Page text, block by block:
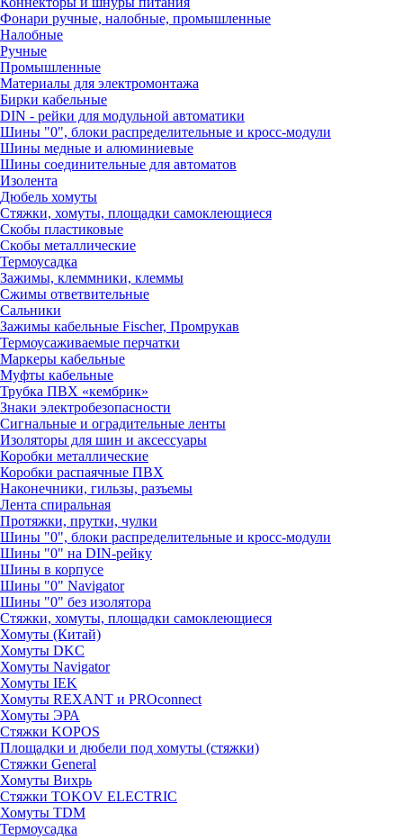
Фонари ручные, налобные, промышленные
Налобные
Ручные
Промышленные
Материалы для электромонтажа
Бирки кабельные
DIN - рейки для модульной автоматики
Шины "0", блоки распределительные и кросс-модули
Шины медные и алюминиевые
Шины соединительные для автоматов
Изолента
Дюбель хомуты
Стяжки, хомуты, площадки самоклеющиеся
Скобы пластиковые
Скобы металлические
Термоусадка
Зажимы, клеммники, клеммы
Сжимы ответвительные
Сальники
Зажимы кабельные Fischer, Промрукав
Термоусаживаемые перчатки
Маркеры кабельные
Муфты кабельные
Трубка ПВХ «кембрик»
Знаки электробезопасности
Сигнальные и оградительные ленты
Изоляторы для шин и аксессуары
Коробки металлические
Коробки распаячные ПВХ
Наконечники, гильзы, разъемы
Лента спиральная
Протяжки, прутки, чулки
Шины "0", блоки распределительные и кросс-модули
Шины "0" на DIN-рейку
Шины в корпусе
Шины "0" Navigator
Шины "0" без изолятора
Стяжки, хомуты, площадки самоклеющиеся
Хомуты (Китай)
Хомуты DKC
Хомуты Navigator
Хомуты IEK
Хомуты REXANT и PROconnect
Хомуты ЭРА
Стяжки KOPOS
Площадки и дюбели под хомуты (стяжки)
Стяжки General
Хомуты Вихрь
Стяжки TOKOV ELECTRIC
Хомуты TDM
Термоусадка